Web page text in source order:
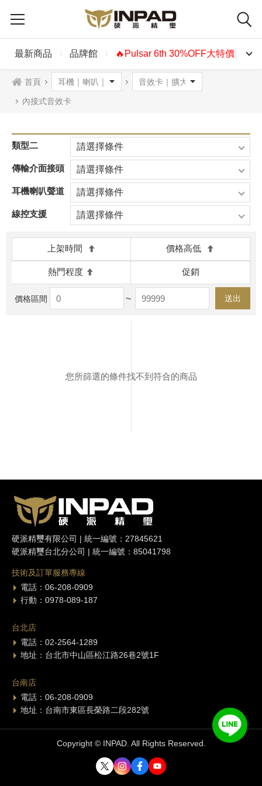
最新商品 品牌館 🔥Pulsar 6th 30%OFF大特價🔥
首頁
內接式音效卡
類型二 請選擇條件
傳輸介面接頭 請選擇條件
耳機喇叭聲道 請選擇條件
線控支援 請選擇條件
上架時間 價格高低
熱門程度 促銷
價格區間 ~ 送出
您所篩選的條件找不到符合的商品
硬派精璽有限公司 | 統一編號：27845621
硬派精璽台北分公司 | 統一編號：85041798
技術及訂單服務專線
電話：06-208-0909
行動：0978-089-187
台北店
電話：02-2564-1289
地址：台北市中山區松江路26巷2號1F
台南店
電話：06-208-0909
地址：台南市東區長榮路二段282號
Copyright © INPAD. All Rights Reserved.